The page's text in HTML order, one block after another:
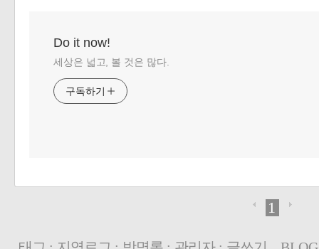
Do it now!
세상은 넓고, 볼 것은 많다.
구독하기
1